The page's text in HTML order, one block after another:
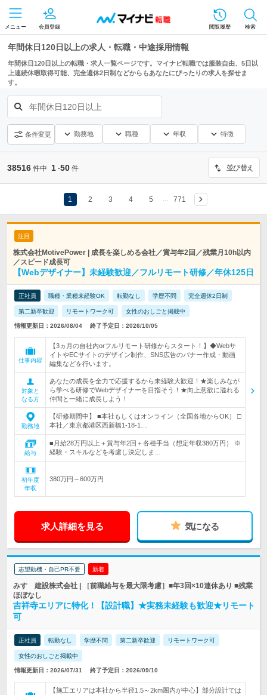
メニュー 会員登録 閲覧履歴 検索
年間休日120日以上の求人・転職・中途採用情報
年間休日120日以上の転職・求人一覧ページです。マイナビ転職では服装自由、5日以
上連続休暇取得可能、完全週休2日制などからもあなたにぴったりの求人を探せま
す。
年間休日120日以上
条件変更 勤務地 職種 年収 特徴
38516 件中 1 -50 件 並び替え
1 2 3 4 5 771
注目
株式会社MotivePower | 成長を楽しめる会社／賞与年2回／残業月10h以内
／スピード成長可
【Webデザイナー】未経験歓迎／フルリモート研修／年休125日
正社員 職種・業種未経験OK 転勤なし 学歴不問 完全週休2日制
第二新卒歓迎 リモートワーク可 女性のおしごと掲載中
情報更新日：2026/08/04 終了予定日：2026/10/05
仕事内容
【3ヵ月の自社内orフルリモート研修からスタート！】◆Webサ
イトやECサイトのデザイン制作、SNS広告のバナー作成・動画
編集などを行います。
対象と
なる方
あなたの成長を全力で応援するから未経験大歓迎！★楽しみなが
ら学べる研修でWebデザイナーを目指そう！★向上意欲に溢れる
仲間と一緒に成長しよう！
勤務地
【研修期間中】 ■本社もしくはオンライン（全国各地からOK） □
本社／東京都港区西新橋1-18-1…
給与
■月給28万円以上＋賞与年2回＋各種手当（想定年収380万円） ※
経験・スキルなどを考慮し決定しま…
初年度
年収
380万円～600万円
求人詳細を見る 気になる
志望動機・自己PR不要 新着
みすゞ建設株式会社 | ［前職給与を最大限考慮］■年3回×10連休あり ■残業
ほぼなし
吉祥寺エリアに特化！【設計職】★実務未経験も歓迎★リモート
可
正社員 転勤なし 学歴不問 第二新卒歓迎 リモートワーク可
女性のおしごと掲載中
情報更新日：2026/07/31 終了予定日：2026/09/10
【施工エリアは本社から半径1.5～2km圏内が中心】部分設計では